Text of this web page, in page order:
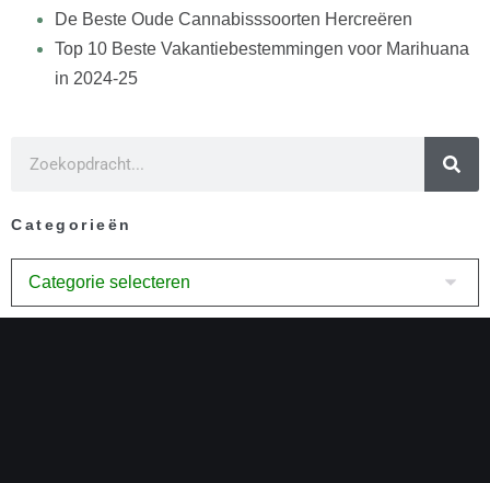
De Beste Oude Cannabisssoorten Hercreëren
Top 10 Beste Vakantiebestemmingen voor Marihuana
in 2024-25
Categorieën